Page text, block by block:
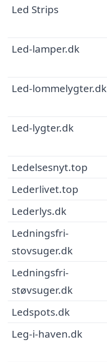
Led Strips
Led-lamper.dk
Led-lommelygter.dk
Led-lygter.dk
Ledelsesnyt.top
Lederlivet.top
Lederlys.dk
Ledningsfri-
stovsuger.dk
Ledningsfri-
støvsuger.dk
Ledspots.dk
Leg-i-haven.dk